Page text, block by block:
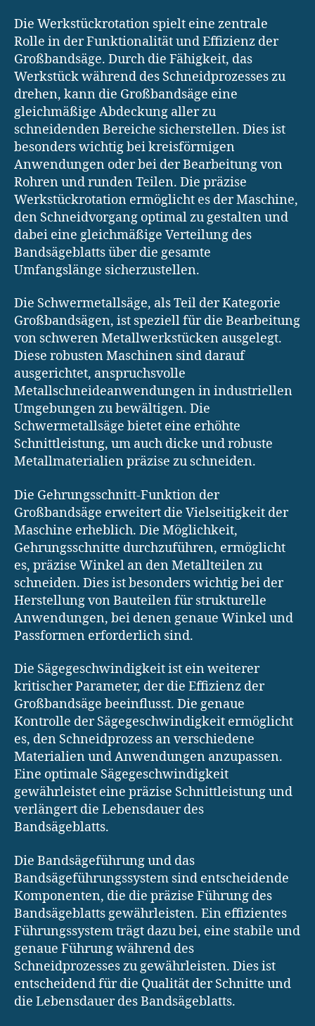
Die Werkstückrotation spielt eine zentrale
Rolle in der Funktionalität und Effizienz der
Großbandsäge. Durch die Fähigkeit, das
Werkstück während des Schneidprozesses zu
drehen, kann die Großbandsäge eine
gleichmäßige Abdeckung aller zu
schneidenden Bereiche sicherstellen. Dies ist
besonders wichtig bei kreisförmigen
Anwendungen oder bei der Bearbeitung von
Rohren und runden Teilen. Die präzise
Werkstückrotation ermöglicht es der Maschine,
den Schneidvorgang optimal zu gestalten und
dabei eine gleichmäßige Verteilung des
Bandsägeblatts über die gesamte
Umfangslänge sicherzustellen.
Die Schwermetallsäge, als Teil der Kategorie
Großbandsägen, ist speziell für die Bearbeitung
von schweren Metallwerkstücken ausgelegt.
Diese robusten Maschinen sind darauf
ausgerichtet, anspruchsvolle
Metallschneideanwendungen in industriellen
Umgebungen zu bewältigen. Die
Schwermetallsäge bietet eine erhöhte
Schnittleistung, um auch dicke und robuste
Metallmaterialien präzise zu schneiden.
Die Gehrungsschnitt-Funktion der
Großbandsäge erweitert die Vielseitigkeit der
Maschine erheblich. Die Möglichkeit,
Gehrungsschnitte durchzuführen, ermöglicht
es, präzise Winkel an den Metallteilen zu
schneiden. Dies ist besonders wichtig bei der
Herstellung von Bauteilen für strukturelle
Anwendungen, bei denen genaue Winkel und
Passformen erforderlich sind.
Die Sägegeschwindigkeit ist ein weiterer
kritischer Parameter, der die Effizienz der
Großbandsäge beeinflusst. Die genaue
Kontrolle der Sägegeschwindigkeit ermöglicht
es, den Schneidprozess an verschiedene
Materialien und Anwendungen anzupassen.
Eine optimale Sägegeschwindigkeit
gewährleistet eine präzise Schnittleistung und
verlängert die Lebensdauer des
Bandsägeblatts.
Die Bandsägeführung und das
Bandsägeführungssystem sind entscheidende
Komponenten, die die präzise Führung des
Bandsägeblatts gewährleisten. Ein effizientes
Führungssystem trägt dazu bei, eine stabile und
genaue Führung während des
Schneidprozesses zu gewährleisten. Dies ist
entscheidend für die Qualität der Schnitte und
die Lebensdauer des Bandsägeblatts.